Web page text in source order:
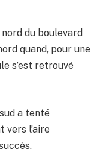
nord du boulevard
quand, pour une
s’est retrouvé
a tenté
vers l’aire